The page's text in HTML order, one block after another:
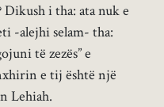
i tha: ata nuk e
-alejhi selam- tha:
të zezës” e
e tij është një
Lehiah.